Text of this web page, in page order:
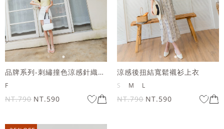
品牌系列-刺繡撞色涼感針織上衣
F
NT.790 NT.590
涼感後扭結寬鬆襯衫上衣
S M L
NT.790 NT.590